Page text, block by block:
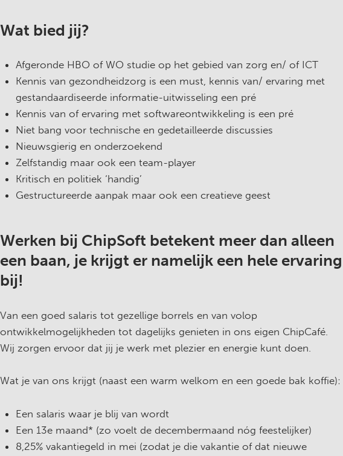
Wat bied jij?
Afgeronde HBO of WO studie op het gebied van zorg en/ of ICT
Kennis van gezondheidzorg is een must, kennis van/ ervaring met
gestandaardiseerde informatie-uitwisseling een pré
Kennis van of ervaring met softwareontwikkeling is een pré
Niet bang voor technische en gedetailleerde discussies
Nieuwsgierig en onderzoekend
Zelfstandig maar ook een team-player
Kritisch en politiek ‘handig’
Gestructureerde aanpak maar ook een creatieve geest
Werken bij ChipSoft betekent meer dan alleen
een baan, je krijgt er namelijk een hele ervaring
bij!
Van een goed salaris tot gezellige borrels en van volop
ontwikkelmogelijkheden tot dagelijks genieten in ons eigen ChipCafé.
Wij zorgen ervoor dat jij je werk met plezier en energie kunt doen.
Wat je van ons krijgt (naast een warm welkom en een goede bak koffie):
Een salaris waar je blij van wordt
Een 13e maand* (zo voelt de decembermaand nóg feestelijker)
8,25% vakantiegeld in mei (zodat je die vakantie of dat nieuwe